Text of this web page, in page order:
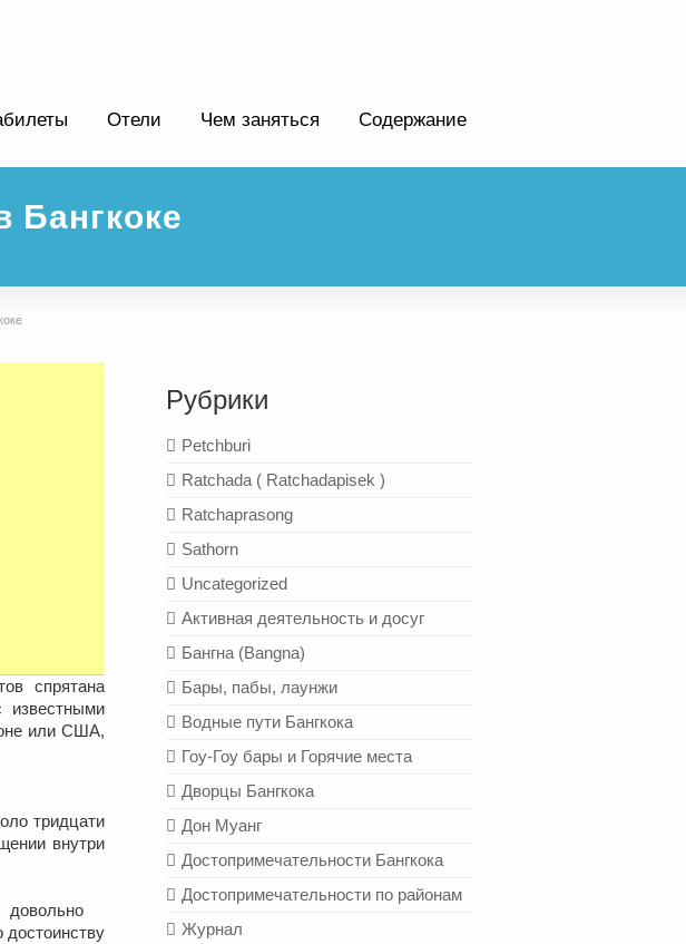
Отели Чем заняться Содержание
Бангкоке
спрятана
известными
или США,
тридцати
внутри
Рубрики
Petchburi
Ratchada ( Ratchadapisek )
Ratchaprasong
Sathorn
Uncategorized
Активная деятельность и досуг
Бангна (Bangna)
Бары, пабы, лаунжи
Водные пути Бангкока
Гоу-Гоу бары и Горячие места
Дворцы Бангкока
Дон Муанг
Достопримечательности Бангкока
Достопримечательности по районам
Журнал